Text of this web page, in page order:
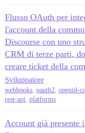
Flusso OAuth per
l'account della
Discourse con uno
CRM di terze parti,
creare ticket della
Sviluppatore
webhooks, oauth2, openid-
rest-api, platforms
Account già presente